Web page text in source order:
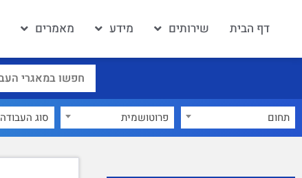
דף הבית שירותים מידע מאמרים
תחום פרוטושמית